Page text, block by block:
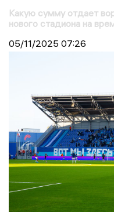
Какую сумму отдает
нового стадиона на
05/11/2025 07:26